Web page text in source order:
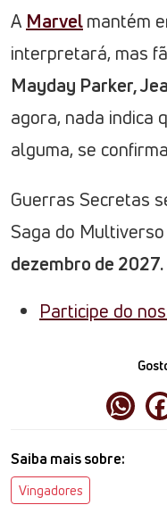
A Marvelmantém
interpretará, mas
Mayday Parker,
agora, nada indica
alguma, se
Guerras Secretas
Saga do
dezembro de 2027.
Participe do
Saiba mais sobre:
Vingadores